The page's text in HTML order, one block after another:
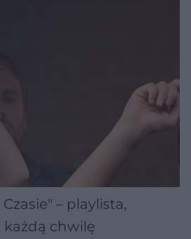
– playlista,
każdą chwilę